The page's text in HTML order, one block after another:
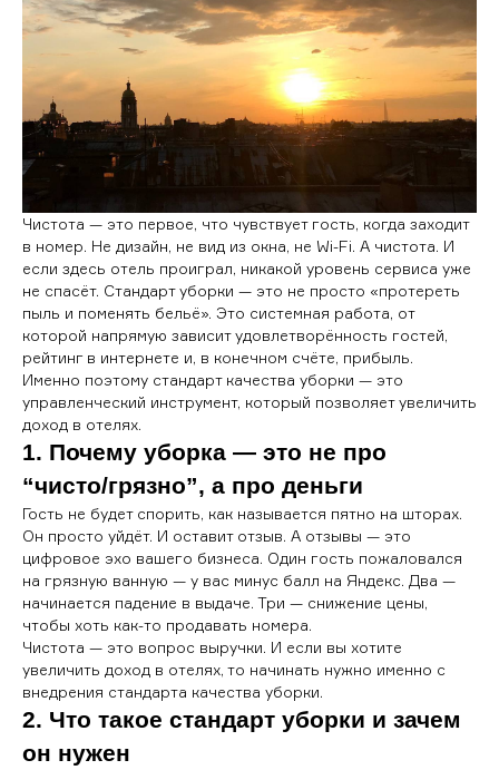
Чистота — это первое, что чувствует гость, когда заходит
в номер. Не дизайн, не вид из окна, не Wi-Fi. А чистота. И
если здесь отель проиграл, никакой уровень сервиса уже
не спасёт. Стандарт уборки — это не просто «протереть
пыль и поменять бельё». Это системная работа, от
которой напрямую зависит удовлетворённость гостей,
рейтинг в интернете и, в конечном счёте, прибыль.
Именно поэтому стандарт качества уборки — это
управленческий инструмент, который позволяет увеличить
доход в отелях.
1. Почему уборка — это не про
“чисто/грязно”, а про деньги
Гость не будет спорить, как называется пятно на шторах.
Он просто уйдёт. И оставит отзыв. А отзывы — это
цифровое эхо вашего бизнеса. Один гость пожаловался
на грязную ванную — у вас минус балл на Яндекс. Два —
начинается падение в выдаче. Три — снижение цены,
чтобы хоть как-то продавать номера.
Чистота — это вопрос выручки. И если вы хотите
увеличить доход в отелях, то начинать нужно именно с
внедрения стандарта качества уборки.
2. Что такое стандарт уборки и зачем
он нужен